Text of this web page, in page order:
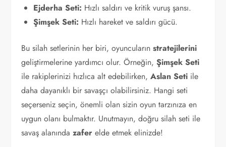
Ejderha Seti: Hızlı saldırı ve kritik vuruş şansı.
Şimşek Seti: Hızlı hareket ve saldırı gücü.
Bu silah setlerinin her biri, oyuncularınstratejilerini
geliştirmelerine yardımcı olur. Örneğin,Şimşek Seti
ile rakiplerinizi hızlıca alt edebilirken,Aslan Seti ile
daha dayanıklı bir savaşçı olabilirsiniz. Hangi seti
seçerseniz seçin, önemli olan sizin oyun tarzınıza en
uygun olanı bulmaktır. Unutmayın, doğru silah seti ile
savaş alanındazafer elde etmek elinizde!